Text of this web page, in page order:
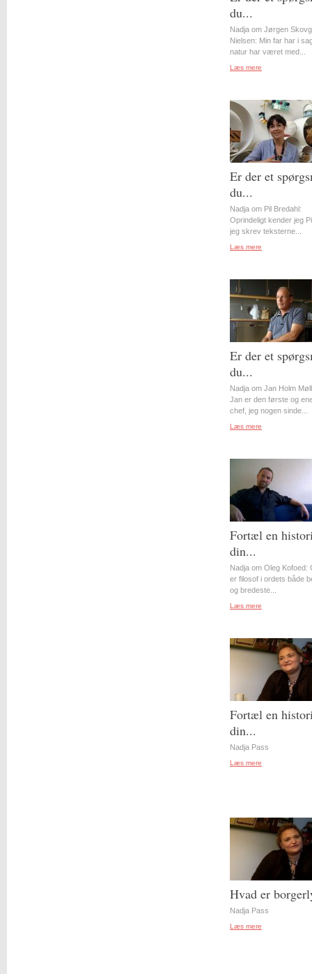
du...
Nadja om Jørgen
Nielsen: Min far har i
natur har været med...
Læs mere
Er der et
du...
Nadja om Pil Bredahl:
Oprindeligt kender jeg
jeg skrev teksterne...
Læs mere
Er der et
du...
Nadja om Jan Holm
Jan er den første og
chef, jeg nogen sinde...
Læs mere
Fortæl en
din...
Nadja om Oleg Kofoed:
er filosof i ordets både
og bredeste...
Læs mere
Fortæl en
din...
Nadja Pass
Læs mere
Hvad er
Nadja Pass
Læs mere